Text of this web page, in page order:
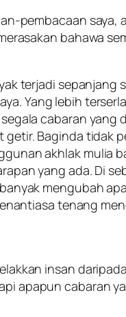
pembacaan
bahawa
terjadi
Yang lebih
cabaran
Baginda
akhlak
yang ada. Di
mengubah
tenang
insan
apapun cabaran